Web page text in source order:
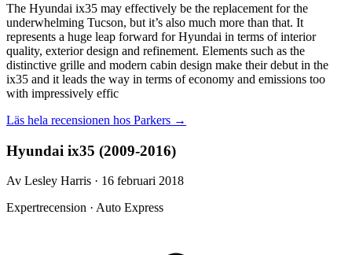
The Hyundai ix35 may effectively be the replacement for the
underwhelming Tucson, but it’s also much more than that. It
represents a huge leap forward for Hyundai in terms of interior
quality, exterior design and refinement. Elements such as the
distinctive grille and modern cabin design make their debut in the
ix35 and it leads the way in terms of economy and emissions too
with impressively effic
Läs hela recensionen hos Parkers →
Hyundai ix35 (2009-2016)
Av Lesley Harris · 16 februari 2018
Expertrecension · Auto Express